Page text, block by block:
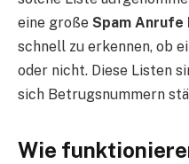
eine große Spam Anrufe
schnell zu erkennen, ob
oder nicht. Diese Listen
sich Betrugsnummern
Wie